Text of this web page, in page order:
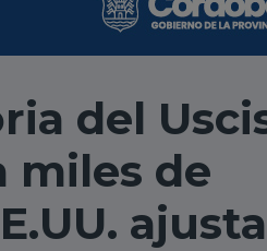
del
miles de